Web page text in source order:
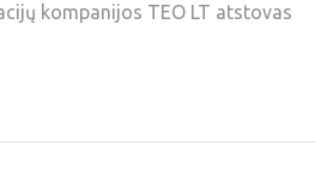
kompanijos TEO LT atstovas